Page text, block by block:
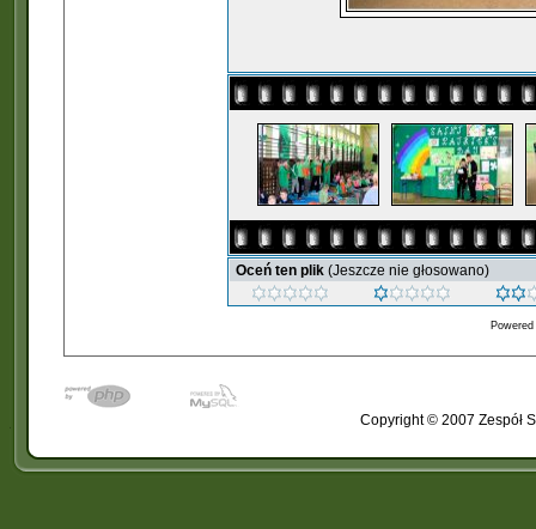
Oceń ten plik (Jeszcze nie głosowano)
Copyright © 2007 Zespół